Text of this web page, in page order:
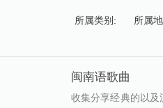
所属类别: 所属
闽南语歌曲
收集分享经典的以